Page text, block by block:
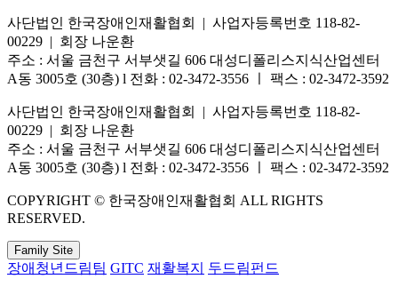
사단법인 한국장애인재활협회 | 사업자등록번호 118-82-
00229 | 회장 나운환
주소 : 서울 금천구 서부샛길 606 대성디폴리스지식산업센터
A동 3005호 (30층) l 전화 : 02-3472-3556 ㅣ 팩스 : 02-3472-3592
사단법인 한국장애인재활협회 | 사업자등록번호 118-82-
00229 | 회장 나운환
주소 : 서울 금천구 서부샛길 606 대성디폴리스지식산업센터
A동 3005호 (30층) l 전화 : 02-3472-3556 ㅣ 팩스 : 02-3472-3592
COPYRIGHT © 한국장애인재활협회 ALL RIGHTS
RESERVED.
Family Site
장애청년드림팀 GITC 재활복지 두드림펀드